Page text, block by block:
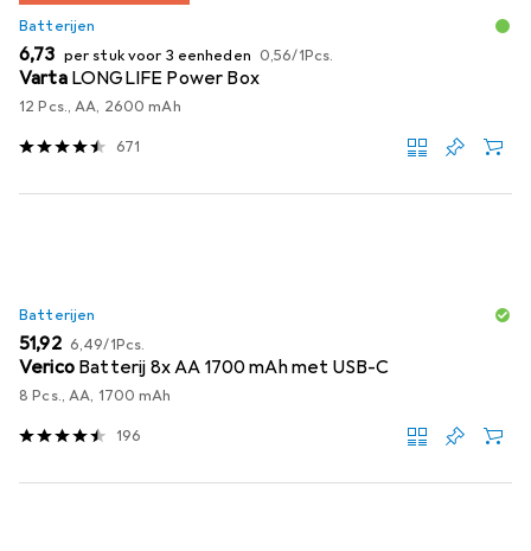
Batterijen
EUR
6,73 per stuk voor 3 eenheden EUR
0,56/1Pcs.
Varta LONGLIFE Power Box
12 Pcs., AA, 2600 mAh
671
Batterijen
EUR
51,92 EUR
6,49/1Pcs.
Verico Batterij 8x AA 1700 mAh met USB-C
8 Pcs., AA, 1700 mAh
196